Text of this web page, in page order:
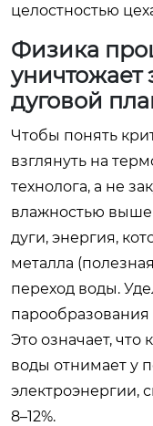
целостностью
Физика
уничтожает
дуговой
Чтобы понять
взглянуть на
технолога, а не
влажностью выше
дуги, энергия,
металла
переход воды.
парообразования
Это означает,
воды отнимает у
электроэнергии,
8–12%.